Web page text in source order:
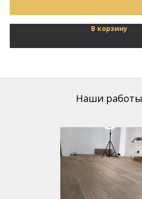
В корзину
Наши работы